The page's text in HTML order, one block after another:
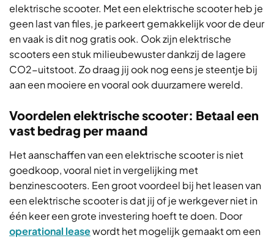
elektrische scooter. Met een elektrische scooter heb je
geen last van files, je parkeert gemakkelijk voor de deur
en vaak is dit nog gratis ook. Ook zijn elektrische
scooters een stuk milieubewuster dankzij de lagere
CO2-uitstoot. Zo draag jij ook nog eens je steentje bij
aan een mooiere en vooral ook duurzamere wereld.
Voordelen elektrische scooter: Betaal een
vast bedrag per maand
Het aanschaffen van een elektrische scooter is niet
goedkoop, vooral niet in vergelijking met
benzinescooters. Een groot voordeel bij het leasen van
een elektrische scooter is dat jij of je werkgever niet in
één keer een grote investering hoeft te doen. Door
operational leasewordt het mogelijk gemaakt om een